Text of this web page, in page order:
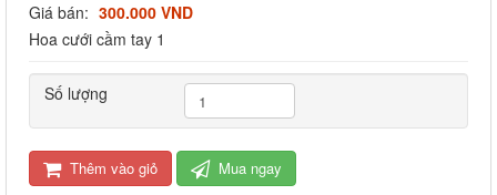
Giá bán: 300.000 VND
Hoa cưới cầm tay 1
Số lượng
Thêm vào giỏ Mua ngay